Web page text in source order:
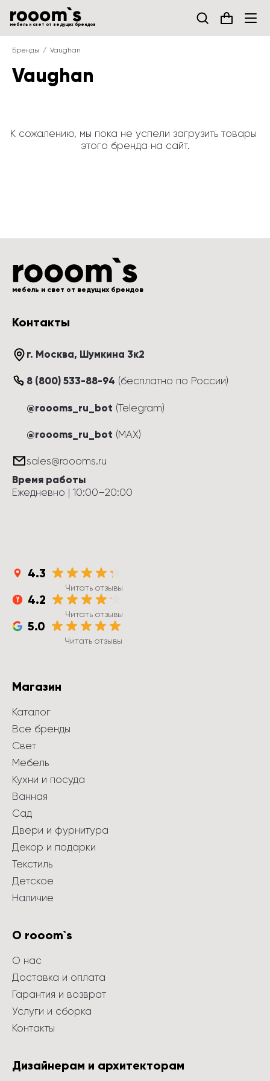
мебель и свет от ведущих брендов
Бренды Vaughan
Vaughan
К сожалению, мы пока не успели загрузить товары
этого бренда на сайт.
мебель и свет от ведущих брендов
Контакты
г. Москва, Шумкина 3к2
8 (800) 533-88-94 (бесплатно по России)
@roooms_ru_bot (Telegram)
@roooms_ru_bot (MAX)
sales@roooms.ru
Время работы
Ежедневно | 10:00–20:00
4.3
Читать отзывы
4.2
Читать отзывы
5.0
Читать отзывы
Магазин
Каталог
Все бренды
Свет
Мебель
Кухни и посуда
Ванная
Сад
Двери и фурнитура
Декор и подарки
Текстиль
Детское
Наличие
О rooom`s
О нас
Доставка и оплата
Гарантия и возврат
Услуги и сборка
Контакты
Дизайнерам и архитекторам